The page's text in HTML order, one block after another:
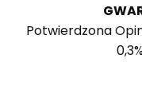
Potwierdzona